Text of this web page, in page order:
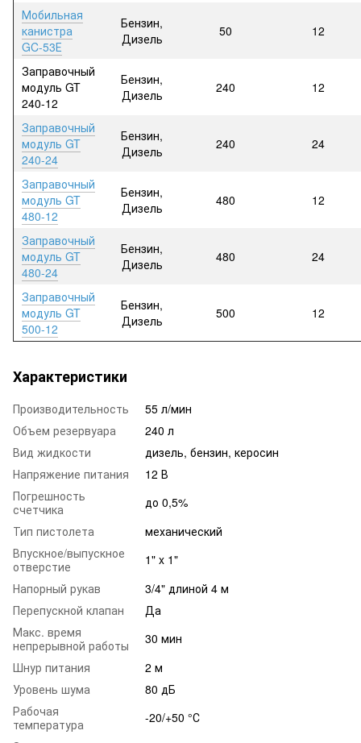
Мобильная
канистра
GC-53Е
Бензин,
Дизель
50 12
Заправочный
модуль GT
240-12
Бензин,
Дизель
240 12
Заправочный
модуль GT
240-24
Бензин,
Дизель
240 24
Заправочный
модуль GT
480-12
Бензин,
Дизель
480 12
Заправочный
модуль GT
480-24
Бензин,
Дизель
480 24
Заправочный
модуль GT
500-12
Бензин,
Дизель
500 12
Характеристики
Производительность
55 л/мин
Объем резервуара
240 л
Вид жидкости
дизель, бензин, керосин
Напряжение питания
12 В
Погрешность
счетчика
до 0,5%
Тип пистолета
механический
Впускное/выпускное
отверстие
1" x 1"
Напорный рукав
3/4" длиной 4 м
Перепускной клапан
Да
Макс. время
непрерывной работы
30 мин
Шнур питания
2 м
Уровень шума
80 дБ
Рабочая
температура
-20/+50 °С